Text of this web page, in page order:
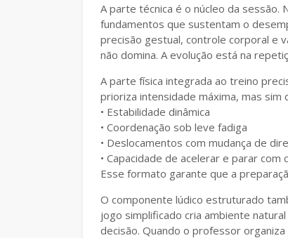
A parte técnica é o núcleo da sessão.
fundamentos que sustentam o
precisão gestual, controle corporal e
não domina. A evolução está na
A parte física integrada ao treino
prioriza intensidade máxima, mas sim
• Estabilidade dinâmica
• Coordenação sob leve fadiga
• Deslocamentos com mudança de
• Capacidade de acelerar e parar com
Esse formato garante que a
O componente lúdico estruturado
jogo simplificado cria ambiente
decisão. Quando o professor